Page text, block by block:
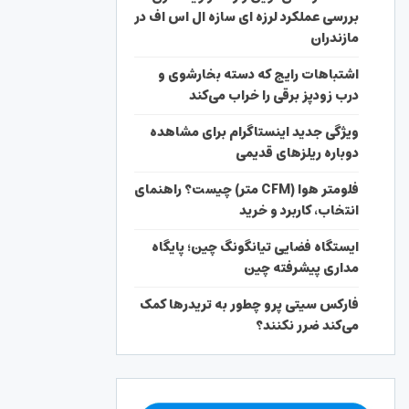
بررسی عملکرد لرزه ای سازه ال اس اف در
مازندران
اشتباهات رایج که دسته بخارشوی و
درب زودپز برقی را خراب می‌کند
ویژگی جدید اینستاگرام برای مشاهده
دوباره ریلزهای قدیمی
فلومتر هوا (CFM متر) چیست؟ راهنمای
انتخاب، کاربرد و خرید
ایستگاه فضایی تیانگونگ چین؛ پایگاه
مداری پیشرفته چین
فارکس سیتی پرو چطور به تریدرها کمک
می‌کند ضرر نکنند؟